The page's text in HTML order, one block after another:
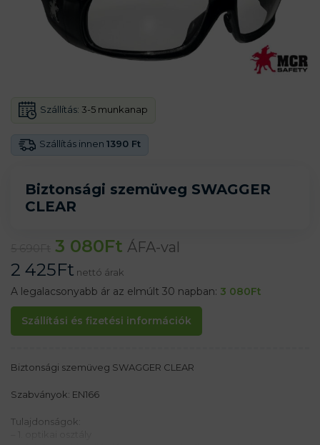
Biztonsági szemüveg SWAGGER
CLEAR
Szállítás innen 1390 Ft
Szállítás: 3-5 munkanap
3 080Ft ÁFA-val
2 425Ft nettó árak
A legalacsonyabb ár az elmúlt 30 napban: 3 080Ft
Szállítási és fizetési információk
Biztonsági szemüveg SWAGGER CLEAR
Szabványok: EN166
Tulajdonságok: